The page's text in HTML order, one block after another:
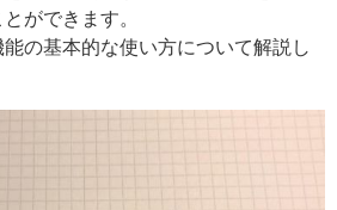
ができます。
の基本的な使い方について解説し